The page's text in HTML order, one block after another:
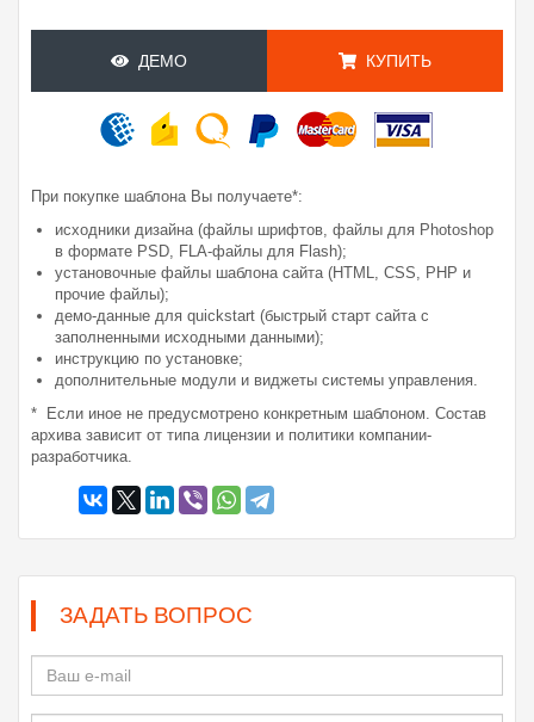
ДЕМО КУПИТЬ
При покупке шаблона Вы получаете*:
исходники дизайна (файлы шрифтов, файлы для Photoshop
в формате PSD, FLA-файлы для Flash);
установочные файлы шаблона сайта (HTML, CSS, PHP и
прочие файлы);
демо-данные для quickstart (быстрый старт сайта с
заполненными исходными данными);
инструкцию по установке;
дополнительные модули и виджеты системы управления.
* Если иное не предусмотрено конкретным шаблоном. Состав
архива зависит от типа лицензии и политики компании-
разработчика.
ЗАДАТЬ ВОПРОС